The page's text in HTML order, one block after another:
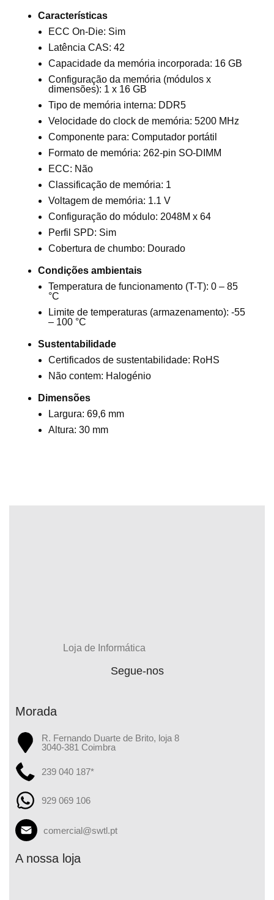
Características
ECC On-Die: Sim
Latência CAS: 42
Capacidade da memória incorporada: 16 GB
Configuração da memória (módulos x
dimensões): 1 x 16 GB
Tipo de memória interna: DDR5
Velocidade do clock de memória: 5200 MHz
Componente para: Computador portátil
Formato de memória: 262-pin SO-DIMM
ECC: Não
Classificação de memória: 1
Voltagem de memória: 1.1 V
Configuração do módulo: 2048M x 64
Perfil SPD: Sim
Cobertura de chumbo: Dourado
Condições ambientais
Temperatura de funcionamento (T-T): 0 – 85
°C
Limite de temperaturas (armazenamento): -55
– 100 °C
Sustentabilidade
Certificados de sustentabilidade: RoHS
Não contem: Halogénio
Dimensões
Largura: 69,6 mm
Altura: 30 mm
Loja de Informática
Segue-nos
Morada
R. Fernando Duarte de Brito, loja 8
3040-381 Coimbra
239 040 187*
929 069 106
comercial@swtl.pt
A nossa loja